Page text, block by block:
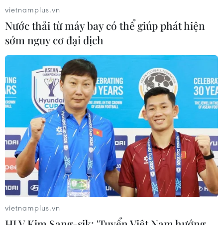
vietnamplus.vn
Nước thải từ máy bay có thể giúp phát hiện
sớm nguy cơ đại dịch
vietnamplus.vn